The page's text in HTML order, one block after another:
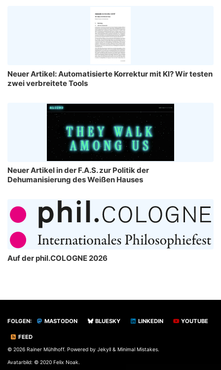
Neuer Artikel: Automatisierte Korrektur mit KI? Wir testen
zwei verbreitete Tools
Neuer Artikel in der F.A.S. zur Politik der
Dehumanisierung des Weißen Hauses
Auf der phil.COLOGNE 2026
FOLGEN: MASTODON BLUESKY LINKEDIN YOUTUBE
FEED
© 2026 Rainer Mühlhoff. Powered by Jekyll & Minimal Mistakes.
Avatarbild: © 2020 Felix Noak.